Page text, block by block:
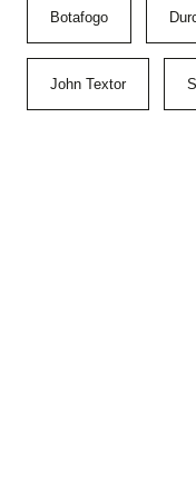
Botafogo
John Textor